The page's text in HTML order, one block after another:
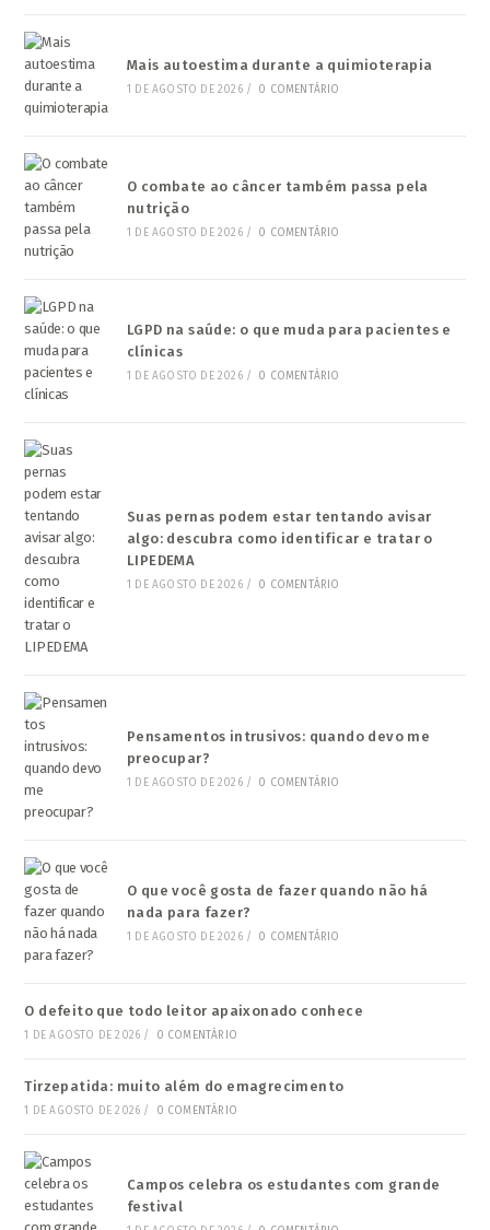
Mais autoestima durante a quimioterapia
1 DE AGOSTO DE 2026 / 0 COMENTÁRIO
O combate ao câncer também passa pela
nutrição
1 DE AGOSTO DE 2026 / 0 COMENTÁRIO
LGPD na saúde: o que muda para pacientes e
clínicas
1 DE AGOSTO DE 2026 / 0 COMENTÁRIO
Suas pernas podem estar tentando avisar
algo: descubra como identificar e tratar o
LIPEDEMA
1 DE AGOSTO DE 2026 / 0 COMENTÁRIO
Pensamentos intrusivos: quando devo me
preocupar?
1 DE AGOSTO DE 2026 / 0 COMENTÁRIO
O que você gosta de fazer quando não há
nada para fazer?
1 DE AGOSTO DE 2026 / 0 COMENTÁRIO
O defeito que todo leitor apaixonado conhece
1 DE AGOSTO DE 2026 / 0 COMENTÁRIO
Tirzepatida: muito além do emagrecimento
1 DE AGOSTO DE 2026 / 0 COMENTÁRIO
Campos celebra os estudantes com grande
festival